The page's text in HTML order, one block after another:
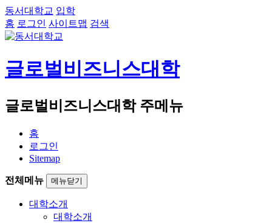
동서대학교 입학
홈 로그인 사이트맵 검색
글로벌비즈니스대학
글로벌비즈니스대학 주메뉴
홈
로그인
Sitemap
전체메뉴 메뉴닫기
대학소개
대학소개